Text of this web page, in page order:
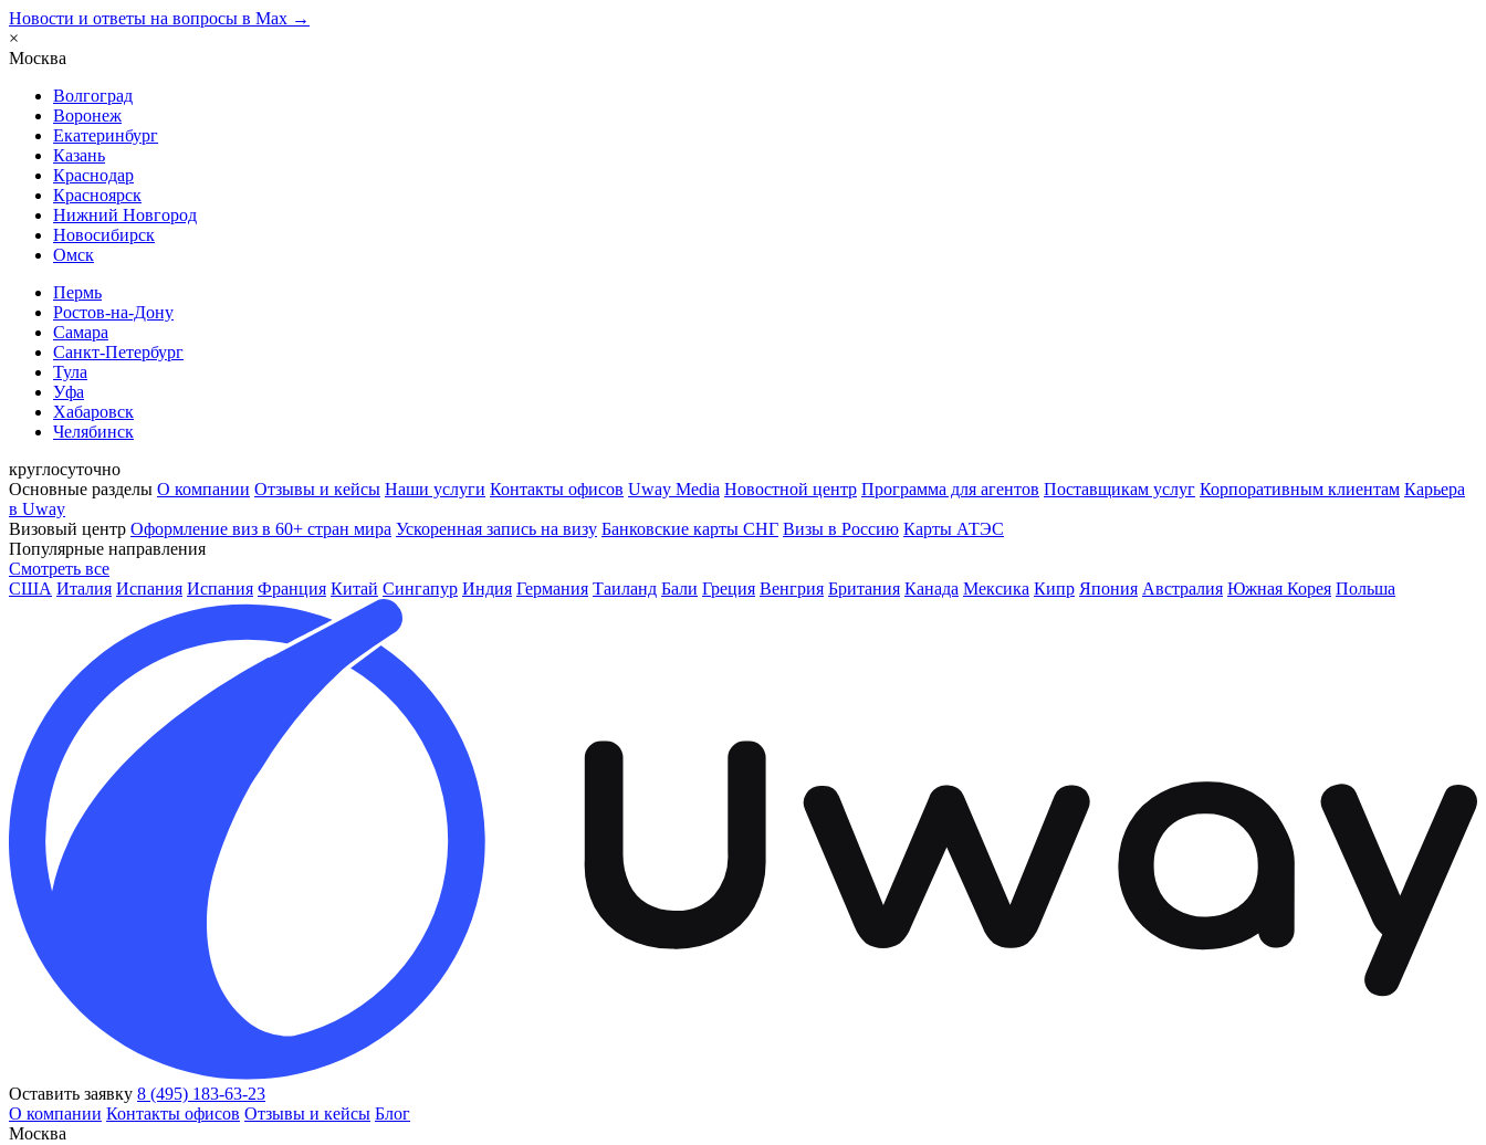
Новости и ответы на вопросы в Max →
×
Москва
Волгоград
Воронеж
Екатеринбург
Казань
Краснодар
Красноярск
Нижний Новгород
Новосибирск
Омск
Пермь
Ростов-на-Дону
Самара
Санкт-Петербург
Тула
Уфа
Хабаровск
Челябинск
круглосуточно
Основные разделы О компании Отзывы и кейсы Наши услуги Контакты офисов Uway Media Новостной центр Программа для агентов Поставщикам услуг Корпоративным клиентам Карьера
в Uway
Визовый центр Оформление виз в 60+ стран мира Ускоренная запись на визу Банковские карты СНГ Визы в Россию Карты АТЭС
Популярные направления
Смотреть все
США Италия Испания Испания Франция Китай Сингапур Индия Германия Таиланд Бали Греция Венгрия Британия Канада Мексика Кипр Япония Австралия Южная Корея Польша
Оставить заявку 8 (495) 183-63-23
О компании Контакты офисов Отзывы и кейсы Блог
Москва